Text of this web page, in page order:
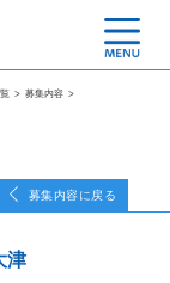
> 募集内容 >
募集内容に戻る
津